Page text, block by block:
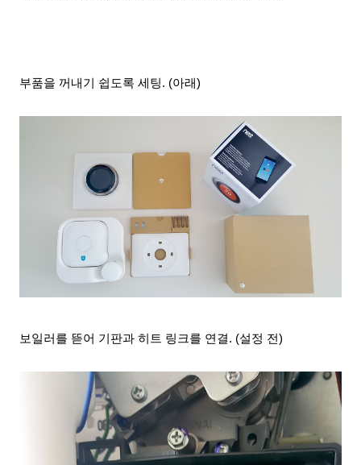
부품을 꺼내기 쉽도록 세팅. (아래)
보일러를 뜯어 기판과 히트 링크를 연결. (설정 전)